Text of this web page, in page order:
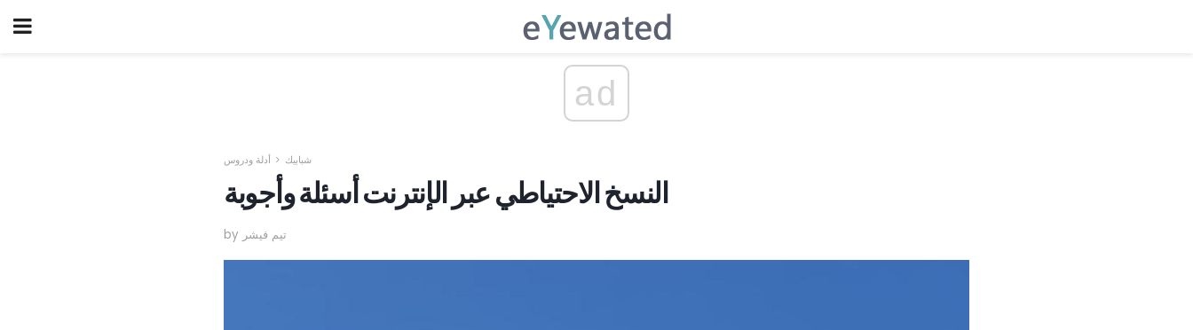
ad
شبابيك أدلة ودروس
النسخ الاحتياطي عبر الإنترنت أسئلة وأجوبة
by تيم فيشر